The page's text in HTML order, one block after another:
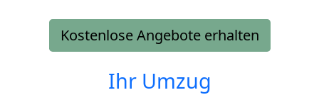
Kostenlose Angebote erhalten
Ihr Umzug